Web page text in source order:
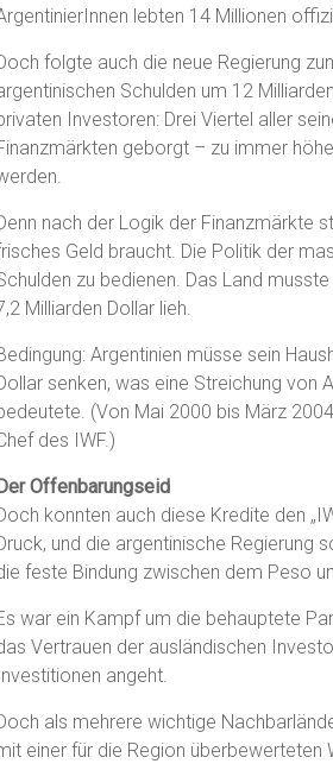
lebten 14 Millionen
folgte auch die neue Regierung
Schulden um 12
Investoren: Drei Viertel aller
geborgt – zu immer
nach der Logik der Finanzmärkte
Geld braucht. Die Politik der
zu bedienen. Das Land
Milliarden Dollar lieh.
Argentinien müsse sein
senken, was eine Streichung von
(Von Mai 2000 bis März
des IWF.)
Der Offenbarungseid
konnten auch diese Kredite den
und die argentinische Regierung
feste Bindung zwischen dem Peso
war ein Kampf um die behauptete
Vertrauen der ausländischen
angeht.
als mehrere wichtige
einer für die Region überbewerteten